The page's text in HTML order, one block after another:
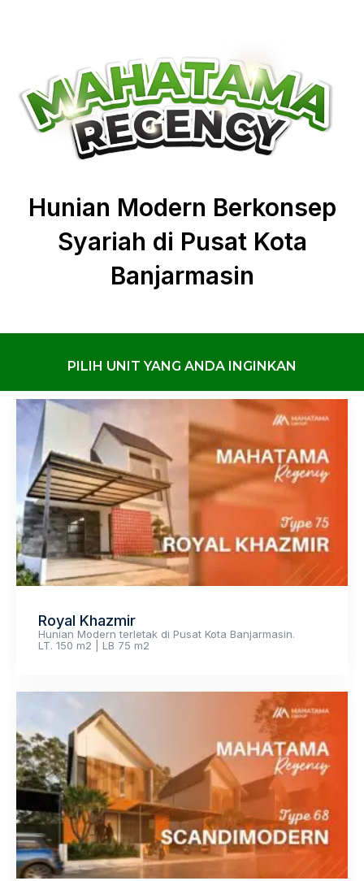
Hunian Modern Berkonsep
Syariah di Pusat Kota
Banjarmasin
PILIH UNIT YANG ANDA INGINKAN
Royal Khazmir
Hunian Modern terletak di Pusat Kota Banjarmasin.
LT. 150 m2 | LB 75 m2